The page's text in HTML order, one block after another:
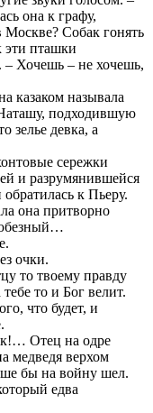
она к графу,
Москве? Собак гонять
эти пташки
– Хочешь – не хочешь,
казаком называла
подходившую
зелье девка, а
сережки
и разрумянившейся
к Пьеру.
она притворно
очки.
то твоему правду
то и Бог велит.
что будет, и
Отец на одре
медведя верхом
бы на войну шел.
едва